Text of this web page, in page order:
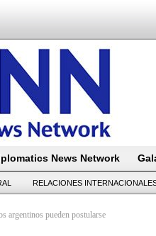
News Network
RELACIONES
argentinos pueden postularse